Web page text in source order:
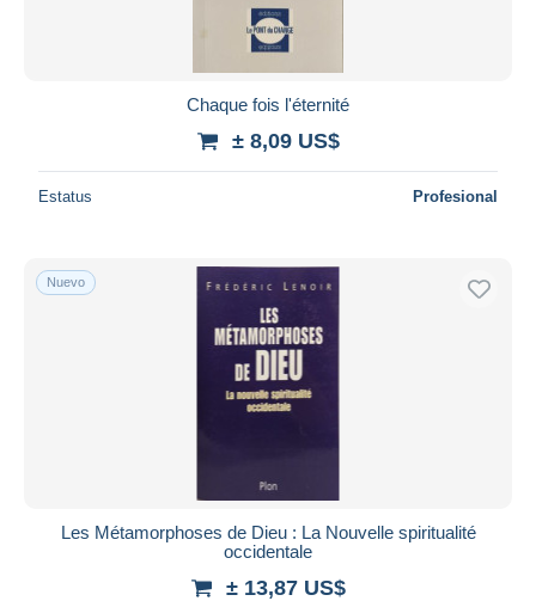
Chaque fois l'éternité
± 8,09 US$
Estatus Profesional
Nuevo
Les Métamorphoses de Dieu : La Nouvelle spiritualité
occidentale
± 13,87 US$